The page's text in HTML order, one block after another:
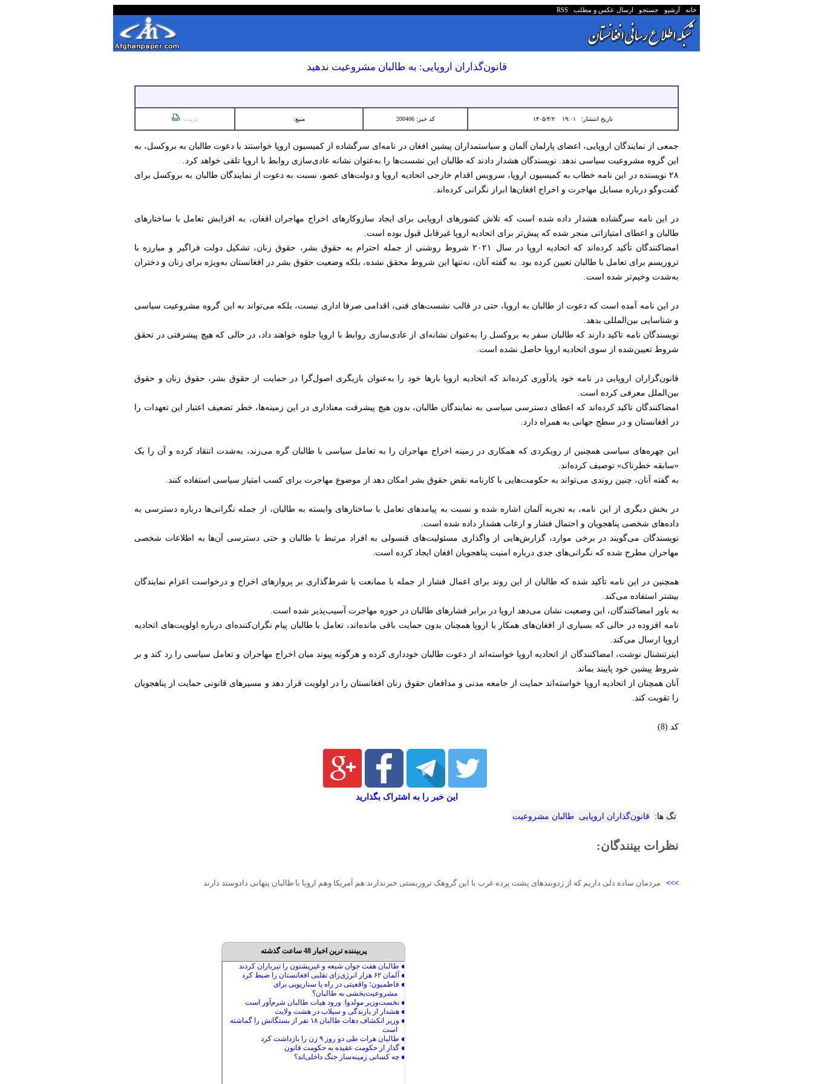
خانه آرشیو جستجو ارسال عکس و مطلب RSS
قانون‌گذاران اروپایی: به طالبان مشروعیت‌ ندهید
تاریخ انتشار: ۱۹:۰۱ ۱۴۰۵/۴/۲ کد خبر: 200406 منبع: پرینت
جمعی از نمایندگان اروپایی، اعضای پارلمان آلمان و سیاستمداران پیشین افغان در نامه‌ای سرگشاده از کمیسیون اروپا خواستند با دعوت طالبان به بروکسل، به
این گروه مشروعیت سیاسی ندهد. نویسندگان هشدار دادند که طالبان این نشست‌ها را به‌عنوان نشانه عادی‌سازی روابط با اروپا تلقی خواهد کرد.
۲۸ نویسنده در این نامه خطاب به کمیسیون اروپا، سرویس اقدام خارجی اتحادیه اروپا و دولت‌های عضو، نسبت به دعوت از نمایندگان طالبان به بروکسل برای
گفت‌وگو درباره مسایل مهاجرت و اخراج افغان‌ها ابراز نگرانی کرده‌اند.
در این نامه سرگشاده هشدار داده شده است که تلاش کشورهای اروپایی برای ایجاد سازوکارهای اخراج مهاجران افغان، به افزایش تعامل با ساختارهای
طالبان و اعطای امتیازاتی منجر شده که پیش‌تر برای اتحادیه اروپا غیرقابل قبول بوده است.
امضاکنندگان تأکید کرده‌اند که اتحادیه اروپا در سال ۲۰۲۱ شروط روشنی از جمله احترام به حقوق بشر، حقوق زنان، تشکیل دولت فراگیر و مبارزه با
تروریسم برای تعامل با طالبان تعیین کرده بود. به گفته آنان، نه‌تنها این شروط محقق نشده، بلکه وضعیت حقوق بشر در افغانستان به‌ویژه برای زنان و دختران
به‌شدت وخیم‌تر شده است.
در این نامه آمده است که دعوت از طالبان به اروپا، حتی در قالب نشست‌های فنی، اقدامی صرفا اداری نیست، بلکه می‌تواند به این گروه مشروعیت سیاسی
و شناسایی بین‌المللی بدهد.
نویسندگان نامه تاکید دارند که طالبان سفر به بروکسل را به‌عنوان نشانه‌ای از عادی‌سازی روابط با اروپا جلوه خواهند داد، در حالی که هیچ پیشرفتی در تحقق
شروط تعیین‌شده از سوی اتحادیه اروپا حاصل نشده است.
قانون‌گزاران اروپایی در نامه خود یادآوری کرده‌اند که اتحادیه اروپا بارها خود را به‌عنوان بازیگری اصول‌گرا در حمایت از حقوق بشر، حقوق زنان و حقوق
بین‌الملل معرفی کرده است.
امضاکنندگان تاکید کرده‌اند که اعطای دسترسی سیاسی به نمایندگان طالبان، بدون هیچ پیشرفت معناداری در این زمینه‌ها، خطر تضعیف اعتبار این تعهدات را
در افغانستان و در سطح جهانی به همراه دارد.
این چهره‌های سیاسی همچنین از رویکردی که همکاری در زمینه اخراج مهاجران را به تعامل سیاسی با طالبان گره می‌زند، به‌شدت انتقاد کرده و آن را یک
«سابقه خطرناک» توصیف کرده‌اند.
به گفته آنان، چنین روندی می‌تواند به حکومت‌هایی با کارنامه نقض حقوق بشر امکان دهد از موضوع مهاجرت برای کسب امتیاز سیاسی استفاده کنند.
در بخش دیگری از این نامه، به تجربه آلمان اشاره شده و نسبت به پیامدهای تعامل با ساختارهای وابسته به طالبان، از جمله نگرانی‌ها درباره دسترسی به
داده‌های شخصی پناهجویان و احتمال فشار و ارعاب هشدار داده شده است.
نویسندگان می‌گویند در برخی موارد، گزارش‌هایی از واگذاری مسئولیت‌های قنسولی به افراد مرتبط با طالبان و حتی دسترسی آن‌ها به اطلاعات شخصی
مهاجران مطرح شده که نگرانی‌های جدی درباره امنیت پناهجویان افغان ایجاد کرده است.
همچنین در این نامه تأکید شده که طالبان از این روند برای اعمال فشار از جمله با ممانعت یا شرط‌گذاری بر پروازهای اخراج و درخواست اعزام نمایندگان
بیشتر استفاده می‌کند.
به باور امضاکنندگان، این وضعیت نشان می‌دهد اروپا در برابر فشارهای طالبان در حوزه مهاجرت آسیب‌پذیر شده است.
نامه افزوده در حالی که بسیاری از افغان‌های همکار با اروپا همچنان بدون حمایت باقی مانده‌اند، تعامل با طالبان پیام نگران‌کننده‌ای درباره اولویت‌های اتحادیه
اروپا ارسال می‌کند.
اینرتنشنال نوشت، امضاکنندگان از اتحادیه اروپا خواسته‌اند از دعوت طالبان خودداری کرده و هرگونه پیوند میان اخراج مهاجران و تعامل سیاسی را رد کند و بر
شروط پیشین خود پایبند بماند.
آنان همچنان از اتحادیه اروپا خواسته‌اند حمایت از جامعه مدنی و مدافعان حقوق زنان افغانستان را در اولویت قرار دهد و مسیرهای قانونی حمایت از پناهجویان
را تقویت کند.
کد (8)
این خبر را به اشتراک بگذارید
تگ ها: قانون‌گذاران اروپایی طالبان مشروعیت‌
نظرات بینندگان:
>>> مردمان ساده دلی داریم که از زدوبندهای پشت پرده غرب با این گروهک تروریستی خبرندارند.هم آمریکا وهم اروپا با طالبان پنهانی دادوستد دارند
پربیننده ترین اخبار 48 ساعت گذشته